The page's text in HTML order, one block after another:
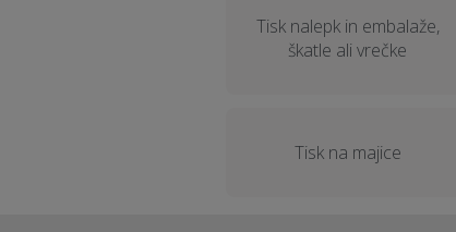
Tisk nalepk in embalaže,
škatle ali vrečke
Tisk na majice